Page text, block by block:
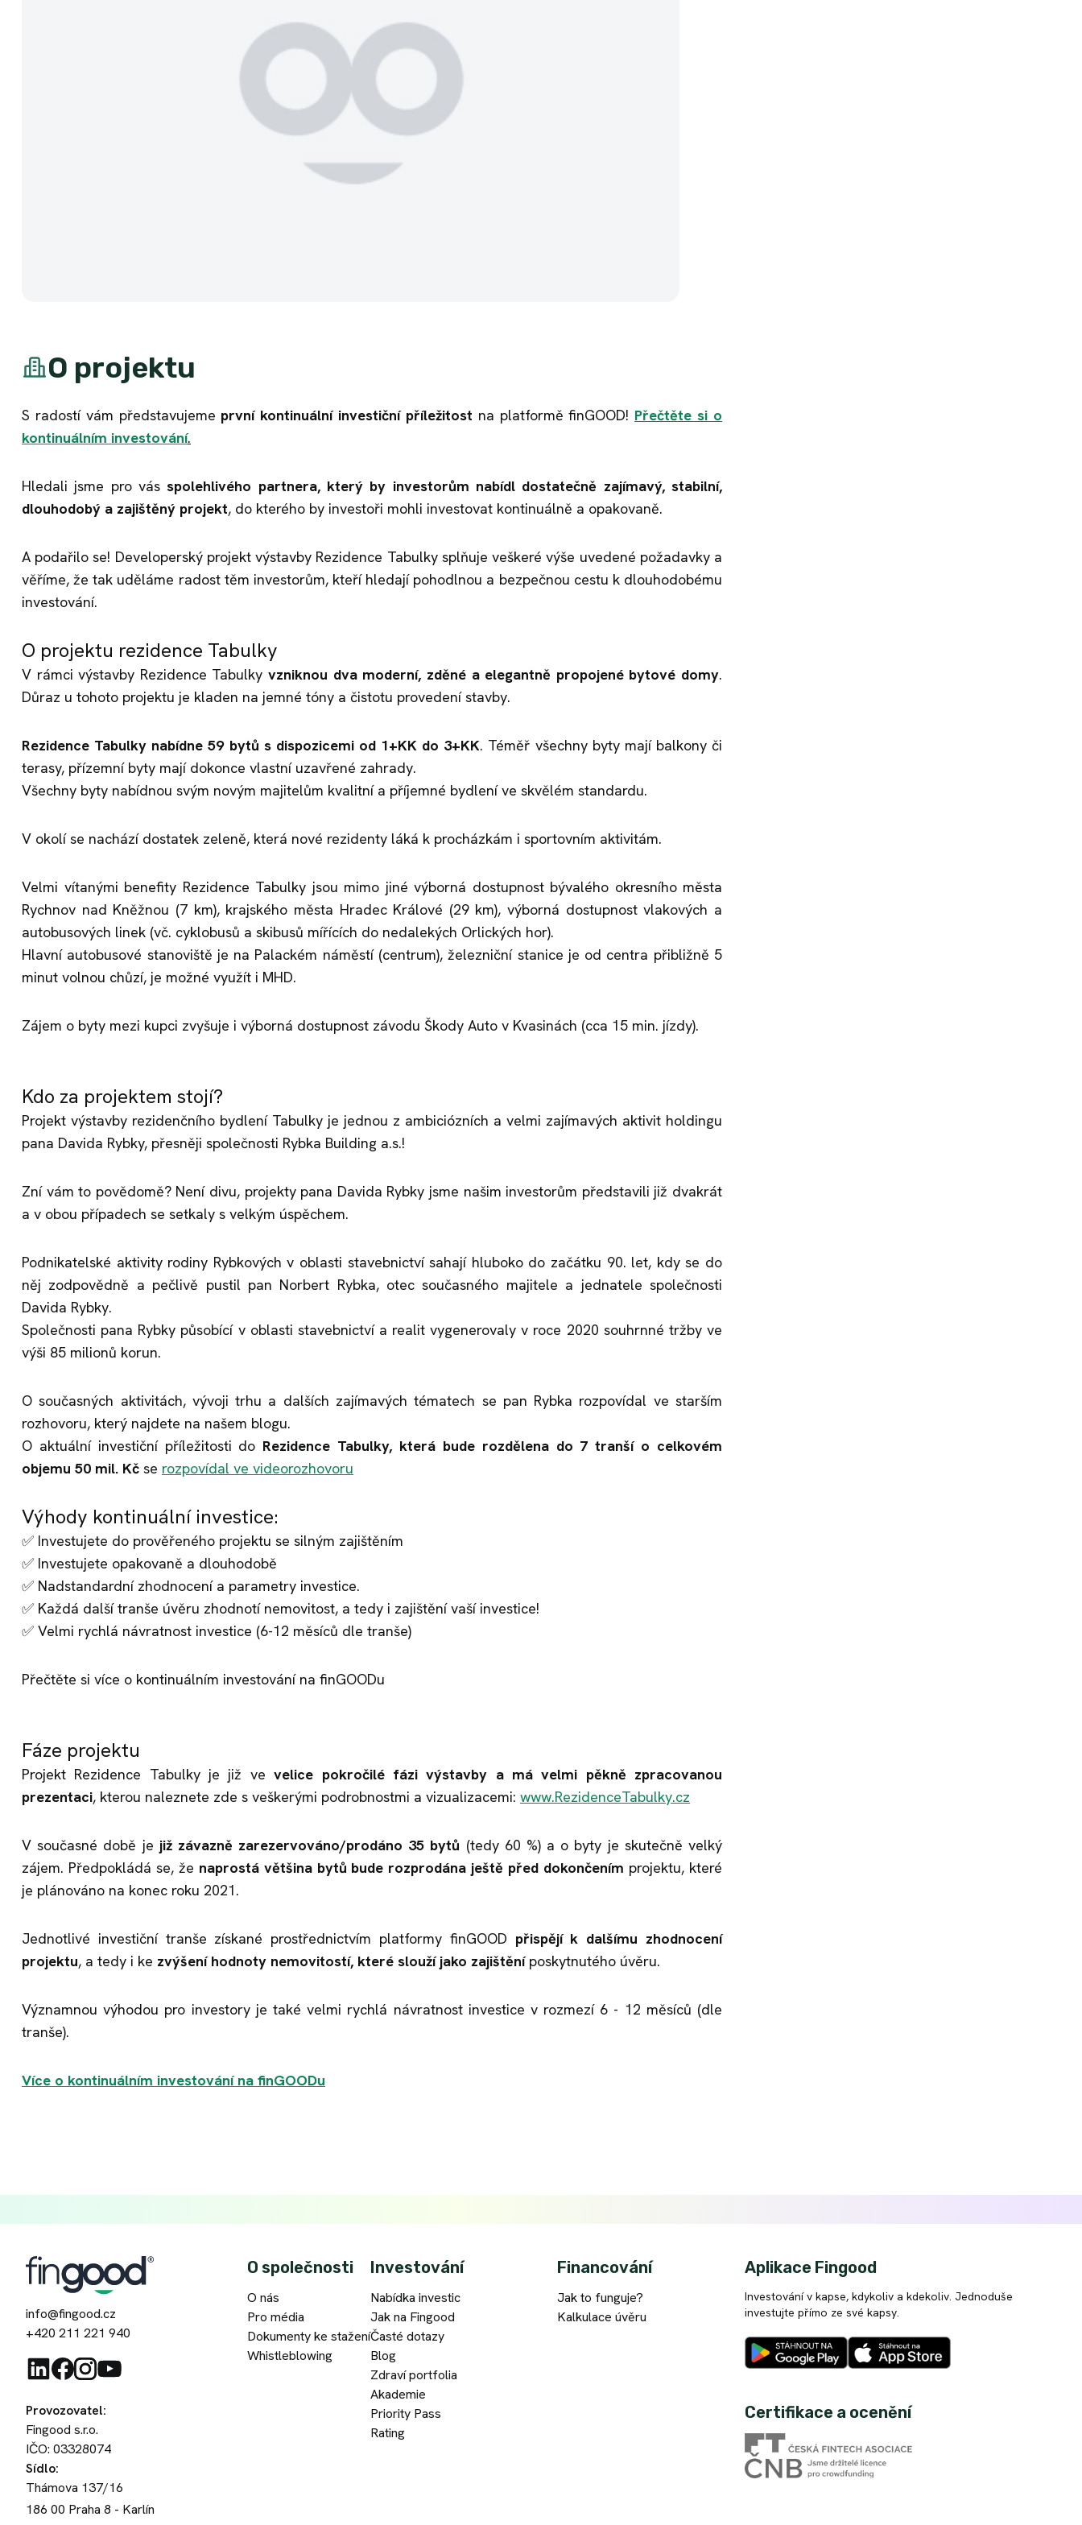
O projektu
S radostí vám představujeme první kontinuální investiční příležitost na platformě finGOOD! Přečtěte si o
kontinuálním investování.
Hledali jsme pro vásspolehlivého partnera, který by investorům nabídl dostatečně zajímavý, stabilní,
dlouhodobý a zajištěný projekt, do kterého by investoři mohli investovat kontinuálně a opakovaně.
A podařilo se! Developerský projekt výstavby Rezidence Tabulky splňuje veškeré výše uvedené požadavky a
věříme, že tak uděláme radost těm investorům, kteří hledají pohodlnou a bezpečnou cestu k dlouhodobému
investování.
O projektu rezidence Tabulky
V rámci výstavby Rezidence Tabulky vzniknou dva moderní, zděné a elegantně propojené bytové domy.
Důraz u tohoto projektu je kladen na jemné tóny a čistotu provedení stavby.
Rezidence Tabulky nabídne 59 bytů s dispozicemi od 1+KK do 3+KK. Téměř všechny byty mají balkony či
terasy, přízemní byty mají dokonce vlastní uzavřené zahrady.
Všechny byty nabídnou svým novým majitelům kvalitní a příjemné bydlení ve skvělém standardu.
V okolí se nachází dostatek zeleně, která nové rezidenty láká k procházkám i sportovním aktivitám.
Velmi vítanými benefity Rezidence Tabulky jsou mimo jiné výborná dostupnost bývalého okresního města
Rychnov nad Kněžnou (7 km), krajského města Hradec Králové (29 km), výborná dostupnost vlakových a
autobusových linek (vč. cyklobusů a skibusů mířících do nedalekých Orlických hor).
Hlavní autobusové stanoviště je na Palackém náměstí (centrum), železniční stanice je od centra přibližně 5
minut volnou chůzí, je možné využít i MHD.
Zájem o byty mezi kupci zvyšuje i výborná dostupnost závodu Škody Auto v Kvasinách (cca 15 min. jízdy).
Kdo za projektem stojí?
Projekt výstavby rezidenčního bydlení Tabulky je jednou z ambiciózních a velmi zajímavých aktivit holdingu
pana Davida Rybky, přesněji společnosti Rybka Building a.s.!
Zní vám to povědomě? Není divu, projekty pana Davida Rybky jsme našim investorům představili již dvakrát
a v obou případech se setkaly s velkým úspěchem.
Podnikatelské aktivity rodiny Rybkových v oblasti stavebnictví sahají hluboko do začátku 90. let, kdy se do
něj zodpovědně a pečlivě pustil pan Norbert Rybka, otec současného majitele a jednatele společnosti
Davida Rybky.
Společnosti pana Rybky působící v oblasti stavebnictví a realit vygenerovaly v roce 2020 souhrnné tržby ve
výši 85 milionů korun.
O současných aktivitách, vývoji trhu a dalších zajímavých tématech se pan Rybka rozpovídal ve starším
rozhovoru, který najdete na našem blogu.
O aktuální investiční příležitosti do Rezidence Tabulky, která bude rozdělena do 7 tranší o celkovém
objemu 50 mil. Kč se rozpovídal ve videorozhovoru
Výhody kontinuální investice:
✅ Investujete do prověřeného projektu se silným zajištěním
✅ Investujete opakovaně a dlouhodobě
✅ Nadstandardní zhodnocení a parametry investice.
✅ Každá další tranše úvěru zhodnotí nemovitost, a tedy i zajištění vaší investice!
✅ Velmi rychlá návratnost investice (6-12 měsíců dle tranše)
Přečtěte si více o kontinuálním investování na finGOODu
Fáze projektu
Projekt Rezidence Tabulky je již vevelice pokročilé fázi výstavby a má velmi pěkně zpracovanou
prezentaci, kterou naleznete zde s veškerými podrobnostmi a vizualizacemi: www.RezidenceTabulky.cz
V současné době je již závazně zarezervováno/prodáno 35 bytů (tedy 60 %) a o byty je skutečně velký
zájem. Předpokládá se, že naprostá většina bytů bude rozprodána ještě před dokončením projektu, které
je plánováno na konec roku 2021.
Jednotlivé investiční tranše získané prostřednictvím platformy finGOOD přispějí k dalšímu zhodnocení
projektu, a tedy i ke zvýšení hodnoty nemovitostí, které slouží jako zajištěníposkytnutého úvěru.
Významnou výhodou pro investory je také velmi rychlá návratnost investice v rozmezí 6 - 12 měsíců (dle
tranše).
Více o kontinuálním investování na finGOODu
info@fingood.cz
+420 211 221 940
Provozovatel:
Fingood s.r.o.
IČO: 03328074
Sídlo:
Thámova 137/16
186 00 Praha 8 - Karlín
O společnosti
O nás
Pro média
Dokumenty ke stažení
Whistleblowing
Investování
Nabídka investic
Jak na Fingood
Časté dotazy
Blog
Zdraví portfolia
Akademie
Priority Pass
Rating
Financování
Jak to funguje?
Kalkulace úvěru
Aplikace Fingood
Investování v kapse, kdykoliv a kdekoliv. Jednoduše
investujte přímo ze své kapsy.
Certifikace a ocenění